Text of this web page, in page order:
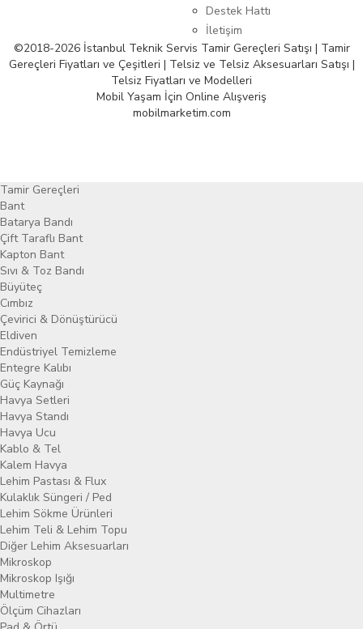
Destek Hattı
İletişim
©2018-2026 İstanbul Teknik Servis Tamir Gereçleri Satışı | Tamir
Gereçleri Fiyatları ve Çeşitleri | Telsiz ve Telsiz Aksesuarları Satışı |
Telsiz Fiyatları ve Modelleri
Mobil Yaşam İçin Online Alışveriş
mobilmarketim.com
Tamir Gereçleri
Bant
Batarya Bandı
Çift Taraflı Bant
Kapton Bant
Sıvı & Toz Bandı
Büyüteç
Cımbız
Çevirici & Dönüştürücü
Eldiven
Endüstriyel Temizleme
Entegre Kalıbı
Güç Kaynağı
Havya Setleri
Havya Standı
Havya Ucu
Kablo & Tel
Kalem Havya
Lehim Pastası & Flux
Kulaklık Süngeri / Ped
Lehim Sökme Ürünleri
Lehim Teli & Lehim Topu
Diğer Lehim Aksesuarları
Mikroskop
Mikroskop Işığı
Multimetre
Ölçüm Cihazları